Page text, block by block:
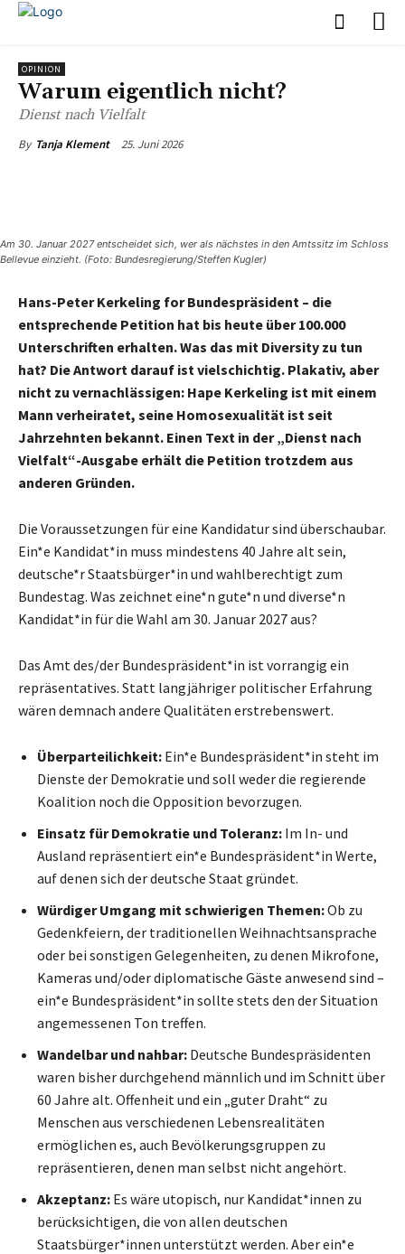
OPINION
Warum eigentlich nicht?
Dienst nach Vielfalt
By Tanja Klement 25. Juni 2026
Am 30. Januar 2027 entscheidet sich, wer als nächstes in den Amtssitz im Schloss
Bellevue einzieht. (Foto: Bundesregierung/Steffen Kugler)
Hans-Peter Kerkeling for Bundespräsident – die
entsprechende Petition hat bis heute über 100.000
Unterschriften erhalten. Was das mit Diversity zu tun
hat? Die Antwort darauf ist vielschichtig. Plakativ, aber
nicht zu vernachlässigen: Hape Kerkeling ist mit einem
Mann verheiratet, seine Homosexualität ist seit
Jahrzehnten bekannt. Einen Text in der „Dienst nach
Vielfalt“-Ausgabe erhält die Petition trotzdem aus
anderen Gründen.
Die Voraussetzungen für eine Kandidatur sind überschaubar.
Ein*e Kandidat*in muss mindestens 40 Jahre alt sein,
deutsche*r Staatsbürger*in und wahlberechtigt zum
Bundestag. Was zeichnet eine*n gute*n und diverse*n
Kandidat*in für die Wahl am 30. Januar 2027 aus?
Das Amt des/der Bundespräsident*in ist vorrangig ein
repräsentatives. Statt langjähriger politischer Erfahrung
wären demnach andere Qualitäten erstrebenswert.
Überparteilichkeit: Ein*e Bundespräsident*in steht im
Dienste der Demokratie und soll weder die regierende
Koalition noch die Opposition bevorzugen.
Einsatz für Demokratie und Toleranz: Im In- und
Ausland repräsentiert ein*e Bundespräsident*in Werte,
auf denen sich der deutsche Staat gründet.
Würdiger Umgang mit schwierigen Themen:Ob zu
Gedenkfeiern, der traditionellen Weihnachtsansprache
oder bei sonstigen Gelegenheiten, zu denen Mikrofone,
Kameras und/oder diplomatische Gäste anwesend sind –
ein*e Bundespräsident*in sollte stets den der Situation
angemessenen Ton treffen.
Wandelbar und nahbar: Deutsche Bundespräsidenten
waren bisher durchgehend männlich und im Schnitt über
60 Jahre alt. Offenheit und ein „guter Draht“ zu
Menschen aus verschiedenen Lebensrealitäten
ermöglichen es, auch Bevölkerungsgruppen zu
repräsentieren, denen man selbst nicht angehört.
Akzeptanz: Es wäre utopisch, nur Kandidat*innen zu
berücksichtigen, die von allen deutschen
Staatsbürger*innen unterstützt werden. Aber ein*e